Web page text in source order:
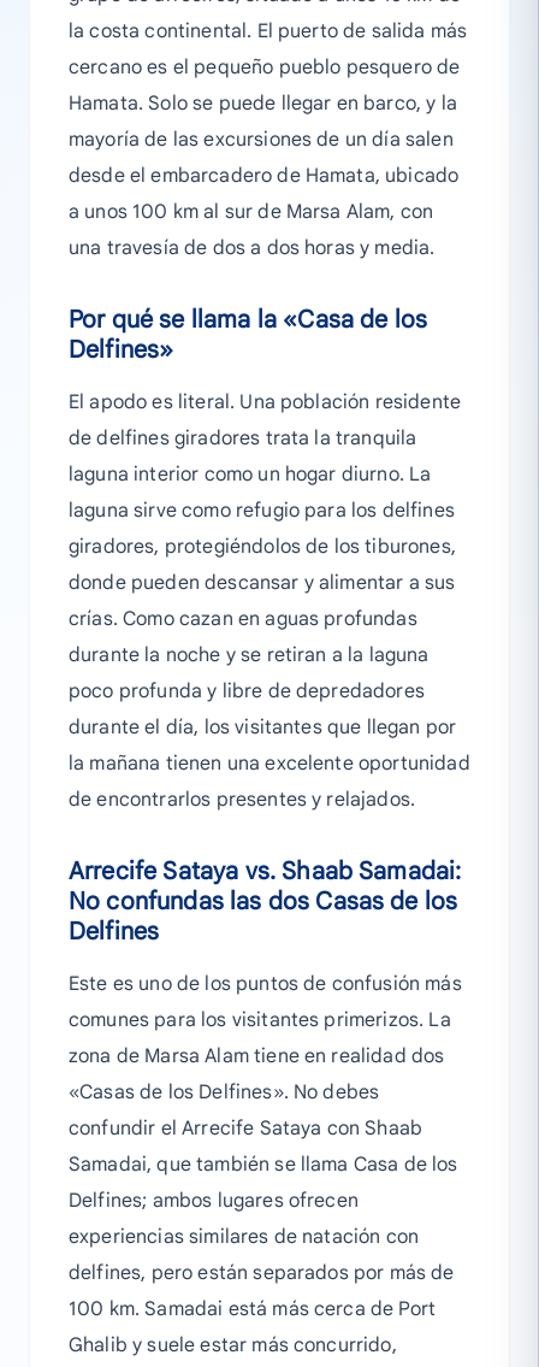
la costa continental. El puerto de salida más
cercano es el pequeño pueblo pesquero de
Hamata. Solo se puede llegar en barco, y la
mayoría de las excursiones de un día salen
desde el embarcadero de Hamata, ubicado
a unos 100 km al sur de Marsa Alam, con
una travesía de dos a dos horas y media.
Por qué se llama la «Casa de los
Delfines»
El apodo es literal. Una población residente
de delfines giradores trata la tranquila
laguna interior como un hogar diurno. La
laguna sirve como refugio para los delfines
giradores, protegiéndolos de los tiburones,
donde pueden descansar y alimentar a sus
crías. Como cazan en aguas profundas
durante la noche y se retiran a la laguna
poco profunda y libre de depredadores
durante el día, los visitantes que llegan por
la mañana tienen una excelente oportunidad
de encontrarlos presentes y relajados.
Arrecife Sataya vs. Shaab Samadai:
No confundas las dos Casas de los
Delfines
Este es uno de los puntos de confusión más
comunes para los visitantes primerizos. La
zona de Marsa Alam tiene en realidad dos
«Casas de los Delfines». No debes
confundir el Arrecife Sataya con Shaab
Samadai, que también se llama Casa de los
Delfines; ambos lugares ofrecen
experiencias similares de natación con
delfines, pero están separados por más de
100 km. Samadai está más cerca de Port
Ghalib y suele estar más concurrido,